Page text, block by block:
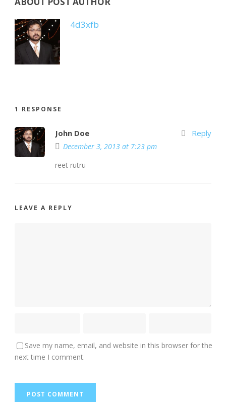
4d3xfb
1 RESPONSE
John Doe
December 3, 2013 at 7:23 pm
Reply
reet rutru
LEAVE A REPLY
Save my name, email, and website in this browser for the
next time I comment.